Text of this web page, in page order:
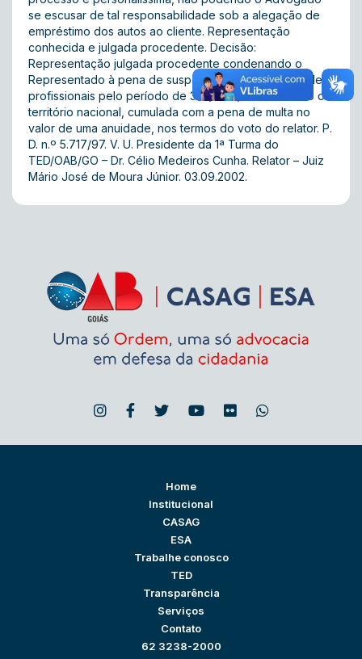
se escusar de tal responsabilidade sob a alegação de
empréstimo dos autos ao cliente. Representação
conhecida e julgada procedente. Decisão:
Representação julgada procedente condenando o
Representado à pena de suspensão de suas atividades
profissionais pelo período de 30 (trinta) dias em todo o
território nacional, cumulada com a pena de multa no
valor de uma anuidade, nos termos do voto do relator. P.
D. n.º 5.717/97. V. U. Presidente da 1ª Turma do
TED/OAB/GO – Dr. Célio Medeiros Cunha. Relator – Juiz
Mário José de Moura Júnior. 03.09.2002.
Home
Institucional
CASAG
ESA
Trabalhe conosco
TED
Transparência
Serviços
Contato
62 3238-2000